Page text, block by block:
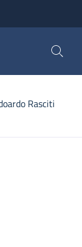
Rasciti